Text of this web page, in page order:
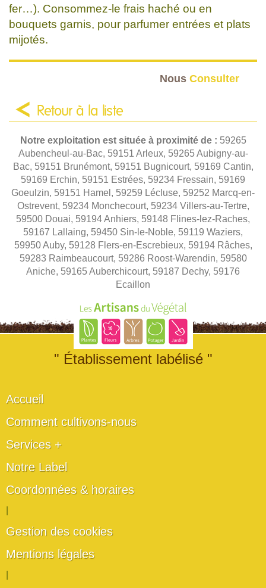
fer…). Consommez-le frais haché ou en
bouquets garnis, pour parfumer entrées et plats
mijotés.
Nous Consulter
Retour à la liste
Notre exploitation est située à proximité de : 59265
Aubencheul-au-Bac, 59151 Arleux, 59265 Aubigny-au-
Bac, 59151 Brunémont, 59151 Bugnicourt, 59169 Cantin,
59169 Erchin, 59151 Estrées, 59234 Fressain, 59169
Goeulzin, 59151 Hamel, 59259 Lécluse, 59252 Marcq-en-
Ostrevent, 59234 Monchecourt, 59234 Villers-au-Tertre,
59500 Douai, 59194 Anhiers, 59148 Flines-lez-Raches,
59167 Lallaing, 59450 Sin-le-Noble, 59119 Waziers,
59950 Auby, 59128 Flers-en-Escrebieux, 59194 Râches,
59283 Raimbeaucourt, 59286 Roost-Warendin, 59580
Aniche, 59165 Auberchicourt, 59187 Dechy, 59176
Ecaillon
" Établissement labélisé "
Accueil
Comment cultivons-nous
Services +
Notre Label
Coordonnées & horaires
Gestion des cookies
Mentions légales